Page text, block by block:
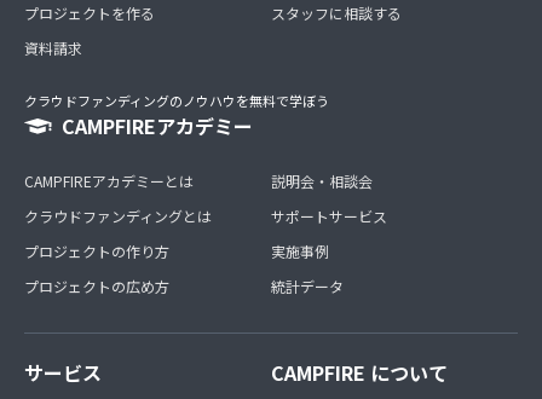
プロジェクトを作る
資料請求
スタッフに相談する
クラウドファンディングのノウハウを無料で学ぼう
CAMPFIREアカデミー
CAMPFIREアカデミーとは
クラウドファンディングとは
プロジェクトの作り方
プロジェクトの広め方
説明会・相談会
サポートサービス
実施事例
統計データ
サービス CAMPFIRE について